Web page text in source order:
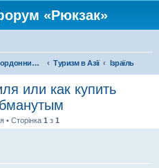
«Рюкзак»
Закордонний туризм Туризм в Азії Ізраїль
или как купить
• Сторінка 1 з 1